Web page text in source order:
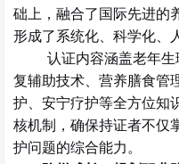
础上，融合了国际先进的
形成了系统化、科学化、
认证内容涵盖老年
复辅助技术、营养膳食管
护、安宁疗护等全方位知
核机制，确保持证者不仅
护问题的综合能力。